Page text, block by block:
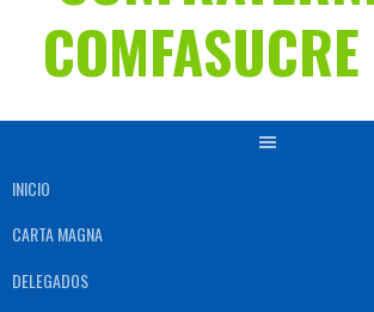
INICIO
CARTA MAGNA
DELEGADOS